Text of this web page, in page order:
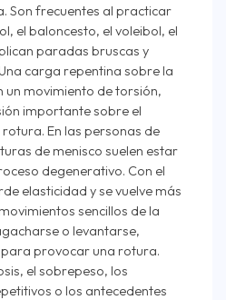
Son frecuentes al practicar
el baloncesto, el voleibol, el
paradas bruscas y
carga repentina sobre la
movimiento de torsión,
importante sobre el
En las personas de
de menisco suelen estar
degenerativo. Con el
elasticidad y se vuelve más
sencillos de la
o levantarse,
provocar una rotura.
el sobrepeso, los
o los antecedentes